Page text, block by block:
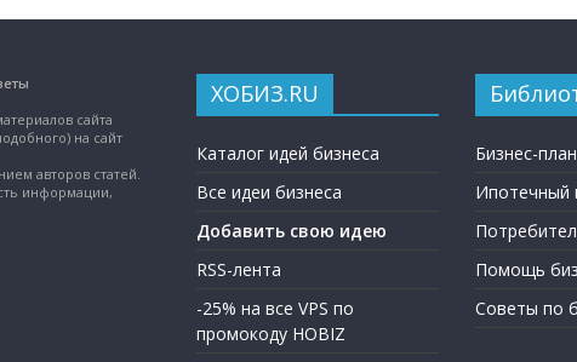
сайта
на сайт
авторов статей.
информации,
ХОБИЗ.RU
Каталог идей бизнеса
Все идеи бизнеса
Добавить свою идею
RSS-лента
-25% на все VPS по
промокоду HOBIZ
Бизнес-
Ипотечный
Помощь
Советы по